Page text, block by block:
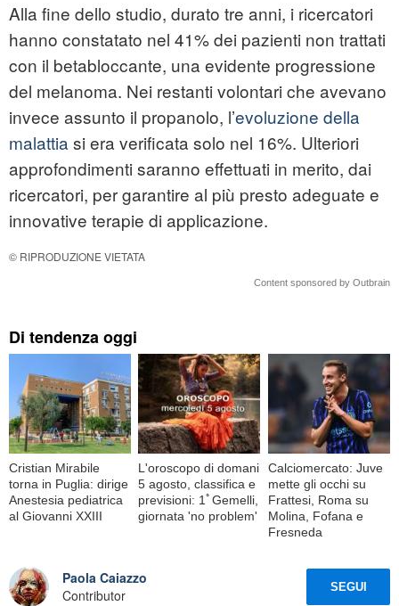
Alla fine dello studio, durato tre anni, i ricercatori
hanno constatato nel 41% dei pazienti non trattati
con il betabloccante, una evidente progressione
del melanoma. Nei restanti volontari che avevano
invece assunto il propanolo, l’evoluzione della
malattia si era verificata solo nel 16%. Ulteriori
approfondimenti saranno effettuati in merito, dai
ricercatori, per garantire al più presto adeguate e
innovative terapie di applicazione.
© RIPRODUZIONE VIETATA
Content sponsored by Outbrain
Di tendenza oggi
Cristian Mirabile
torna in Puglia: dirige
Anestesia pediatrica
al Giovanni XXIII
L'oroscopo di domani
5 agosto, classifica e
previsioni: 1ﾟGemelli,
giornata 'no problem'
Calciomercato: Juve
mette gli occhi su
Frattesi, Roma su
Molina, Fofana e
Fresneda
Paola Caiazzo
Contributor
SEGUI